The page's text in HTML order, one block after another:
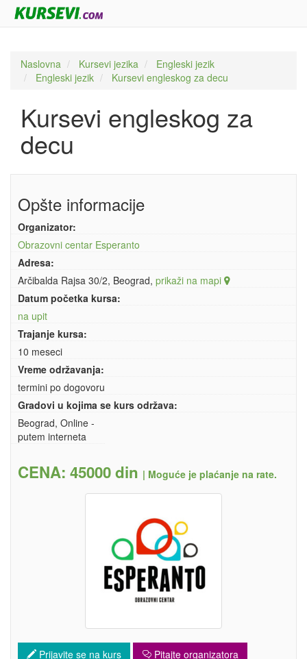
Naslovna Kursevi jezika
Engleski jezik
Engleski jezik
Kursevi engleskog za decu
Kursevi engleskog za
decu
Opšte informacije
Organizator:
Obrazovni centar Esperanto
Adresa:
Arčibalda Rajsa 30/2, Beograd, prikaži na mapi
Datum početka kursa:
na upit
Trajanje kursa:
10 meseci
Vreme održavanja:
termini po dogovoru
Gradovi u kojima se kurs održava:
Beograd, Online -
putem interneta
CENA: 45000 din | Moguće je plaćanje na rate.
Prijavite se na kurs
Pitajte organizatora